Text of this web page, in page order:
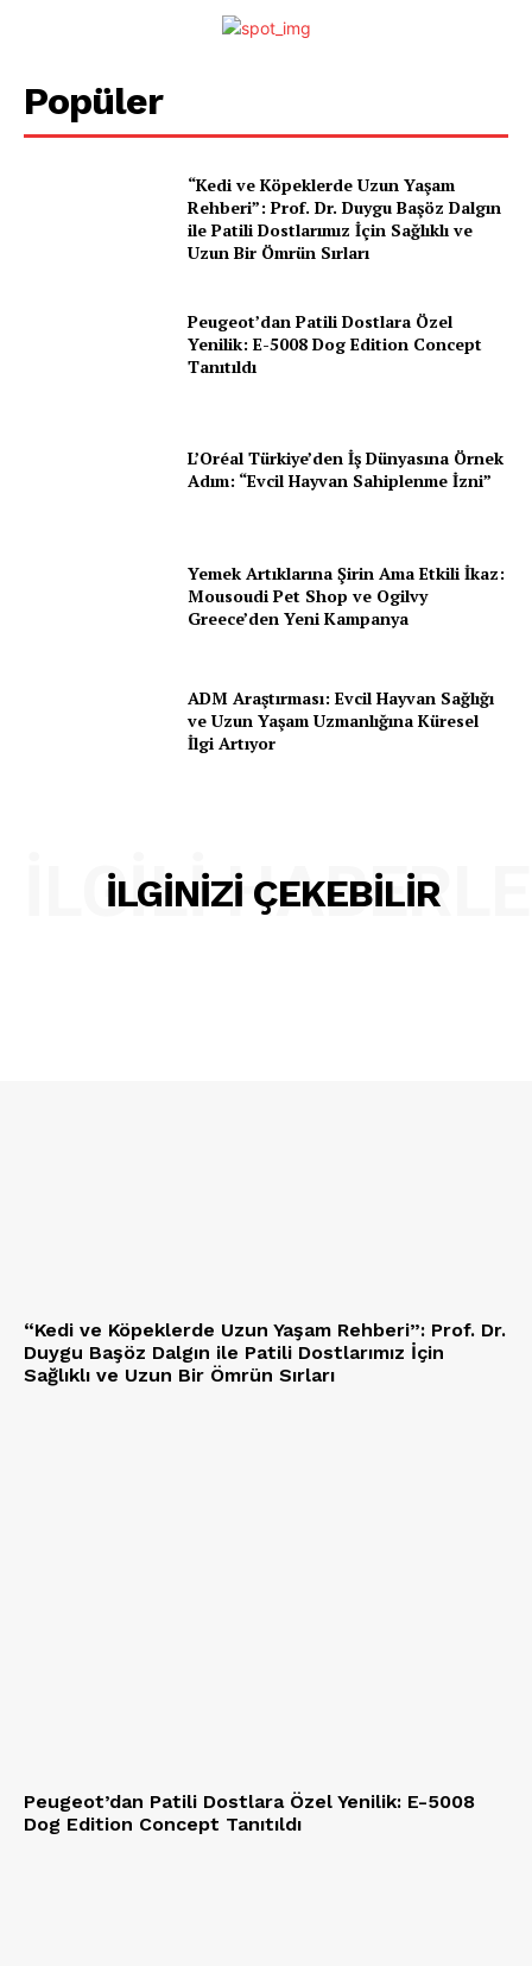
E-BÜLTENE ÜYE OL
PetHaber Gazetesi
Popüler
“Kedi ve Köpeklerde Uzun Yaşam
Rehberi”: Prof. Dr. Duygu Başöz Dalgın
ile Patili Dostlarımız İçin Sağlıklı ve
Uzun Bir Ömrün Sırları
Peugeot’dan Patili Dostlara Özel
Yenilik: E-5008 Dog Edition Concept
Tanıtıldı
L’Oréal Türkiye’den İş Dünyasına Örnek
Adım: “Evcil Hayvan Sahiplenme İzni”
Yemek Artıklarına Şirin Ama Etkili İkaz:
Mousoudi Pet Shop ve Ogilvy
Greece’den Yeni Kampanya
ADM Araştırması: Evcil Hayvan Sağlığı
ve Uzun Yaşam Uzmanlığına Küresel
İlgi Artıyor
İLGINIZI ÇEKEBILIR
İLGILI
“Kedi ve Köpeklerde Uzun Yaşam Rehberi”: Prof. Dr.
Duygu Başöz Dalgın ile Patili Dostlarımız İçin
Sağlıklı ve Uzun Bir Ömrün Sırları
Peugeot’dan Patili Dostlara Özel Yenilik: E-5008
Dog Edition Concept Tanıtıldı